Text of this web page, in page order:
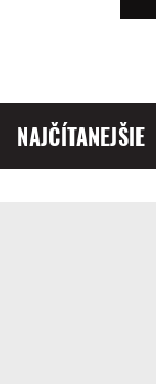
NAJČÍTANEJŠIE